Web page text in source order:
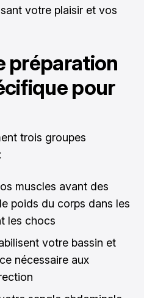
votre plaisir et vos
préparation
pour
trois groupes
muscles avant des
poids du corps dans les
les chocs
votre bassin et
nécessaire aux